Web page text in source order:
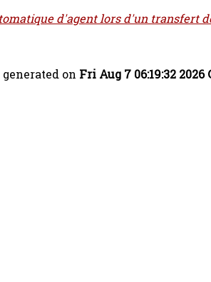
d'agent lors d'un transfert
on Fri Aug 7 06:19:32 2026